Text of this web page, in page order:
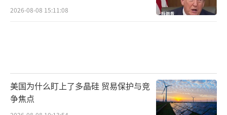
2026-08-08 15:11:08
美国为什么盯上了多晶硅 贸易保护与竞
争焦点